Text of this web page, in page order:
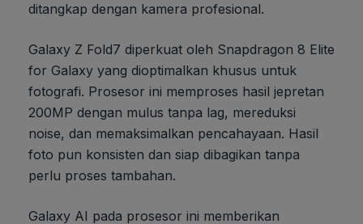
ditangkap dengan kamera profesional.
Galaxy Z Fold7 diperkuat oleh Snapdragon 8 Elite
for Galaxy yang dioptimalkan khusus untuk
fotografi. Prosesor ini memproses hasil jepretan
200MP dengan mulus tanpa lag, mereduksi
noise, dan memaksimalkan pencahayaan. Hasil
foto pun konsisten dan siap dibagikan tanpa
perlu proses tambahan.
Galaxy AI pada prosesor ini memberikan